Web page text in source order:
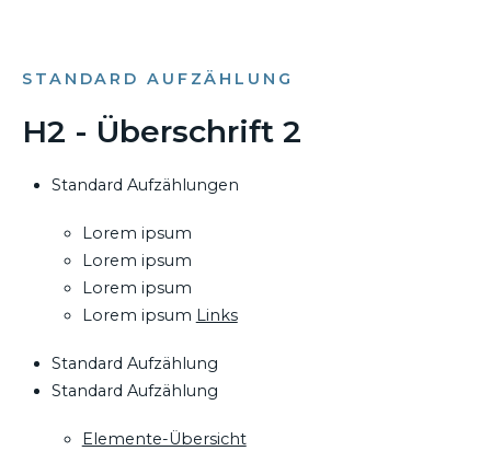
STANDARD AUFZÄHLUNG
H2 - Überschrift 2
Standard Aufzählungen
Lorem ipsum
Lorem ipsum
Lorem ipsum
Lorem ipsum Links
Standard Aufzählung
Standard Aufzählung
Elemente-Übersicht